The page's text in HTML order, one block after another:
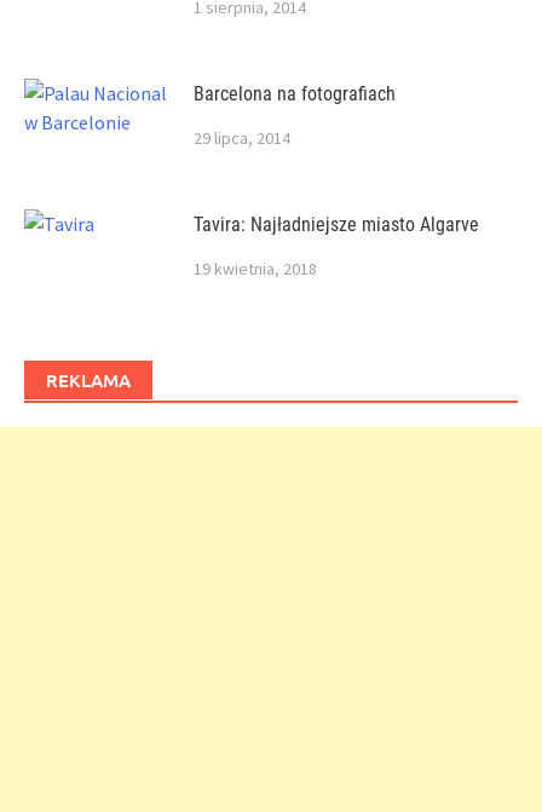
1 sierpnia, 2014
Barcelona na fotografiach
29 lipca, 2014
Tavira: Najładniejsze miasto Algarve
19 kwietnia, 2018
REKLAMA